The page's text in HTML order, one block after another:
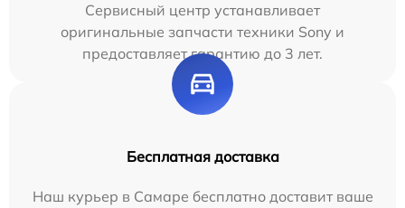
Сервисный центр устанавливает
оригинальные запчасти техники Sony и
предоставляет гарантию до 3 лет.
Бесплатная доставка
Наш курьер в Самаре бесплатно доставит ваше